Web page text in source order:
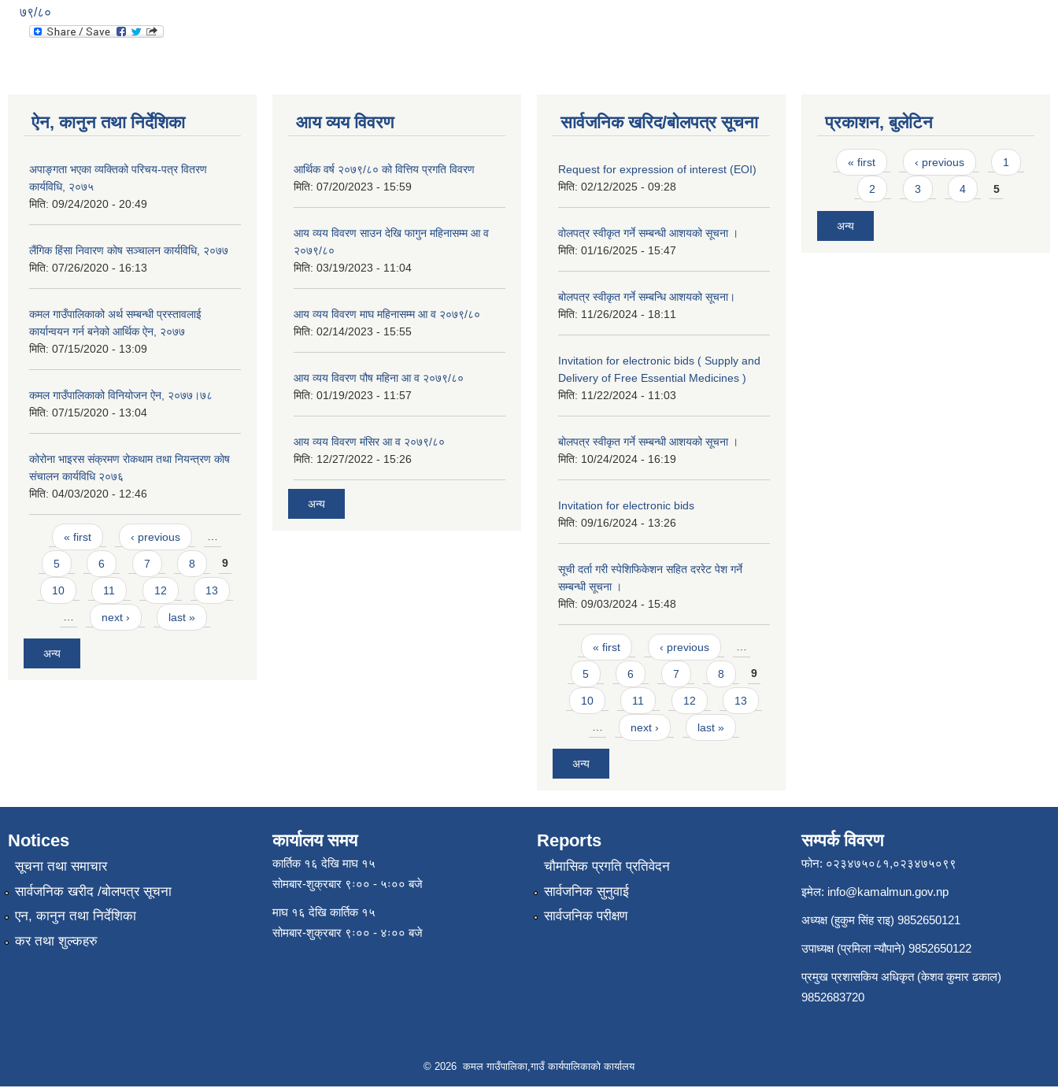
७९/८०
ऐन, कानुन तथा निर्देशिका
अपाङ्गता भएका व्यक्तिको परिचय-पत्र वितरण
कार्यविधि, २०७५
मिति: 09/24/2020 - 20:49
लैंगिक हिंसा निवारण कोष सञ्चालन कार्यविधि, २०७७
मिति: 07/26/2020 - 16:13
कमल गाउँपालिकाको अर्थ सम्बन्धी प्रस्तावलाई
कार्यान्वयन गर्न बनेको आर्थिक ऐन, २०७७
मिति: 07/15/2020 - 13:09
कमल गाउँपालिकाको विनियोजन ऐन, २०७७।७८
मिति: 07/15/2020 - 13:04
कोरोना भाइरस संक्रमण रोकथाम तथा नियन्त्रण काेष
संचालन कार्यविधि २०७६
मिति: 04/03/2020 - 12:46
Pages
« first ‹ previous …
5 6 7 8 9
10 11 12 13
… next › last »
अन्य
आय व्यय विवरण
आर्थिक वर्ष २०७९/८० को वित्तिय प्रगति विवरण
मिति: 07/20/2023 - 15:59
आय व्यय विवरण साउन देखि फागुन महिनासम्म आ व
२०७९/८०
मिति: 03/19/2023 - 11:04
आय व्यय विवरण माघ महिनासम्म आ व २०७९/८०
मिति: 02/14/2023 - 15:55
आय व्यय विवरण पौष महिना आ व २०७९/८०
मिति: 01/19/2023 - 11:57
आय व्यय विवरण मंसिर आ व २०७९/८०
मिति: 12/27/2022 - 15:26
अन्य
सार्वजनिक खरिद/बोलपत्र सूचना
Request for expression of interest (EOI)
मिति: 02/12/2025 - 09:28
वोलपत्र स्वीकृत गर्ने सम्बन्धी आशयको सूचना ।
मिति: 01/16/2025 - 15:47
बोलपत्र स्वीकृत गर्ने सम्बन्धि आशयको सूचना।
मिति: 11/26/2024 - 18:11
Invitation for electronic bids ( Supply and
Delivery of Free Essential Medicines )
मिति: 11/22/2024 - 11:03
बोलपत्र स्वीकृत गर्ने सम्बन्धी आशयको सूचना ।
मिति: 10/24/2024 - 16:19
Invitation for electronic bids
मिति: 09/16/2024 - 13:26
सूची दर्ता गरी स्पेशिफिकेशन सहित दररेट पेश गर्ने
सम्बन्धी सूचना ।
मिति: 09/03/2024 - 15:48
Pages
« first ‹ previous …
5 6 7 8 9
10 11 12 13
… next › last »
अन्य
प्रकाशन, बुलेटिन
Pages
« first ‹ previous 1
2 3 4 5
अन्य
Notices
सूचना तथा समाचार
सार्वजनिक खरीद /बोलपत्र सूचना
एन, कानुन तथा निर्देशिका
कर तथा शुल्कहरु
कार्यालय समय
कार्तिक १६ देखि माघ १५
सोमबार-शुक्रबार ९ः०० - ५ः०० बजे
माघ १६ देखि कार्तिक १५
सोमबार-शुक्रबार ९ः०० - ४ः०० बजे
Reports
चौमासिक प्रगति प्रतिवेदन
सार्वजनिक सुनुवाई
सार्वजनिक परीक्षण
सम्पर्क विवरण
फोन: ०२३४७५०८१,०२३४७५०९९
इमेल: info@kamalmun.gov.np
अध्यक्ष (हुकुम सिंह राइ) 9852650121
उपाध्यक्ष (प्रमिला न्यौपाने) 9852650122
प्रमुख प्रशासकिय अधिकृत (केशव कुमार ढकाल)
9852683720
© 2026 कमल गाउँपालिका,गाउँ कार्यपालिकाको कार्यालय